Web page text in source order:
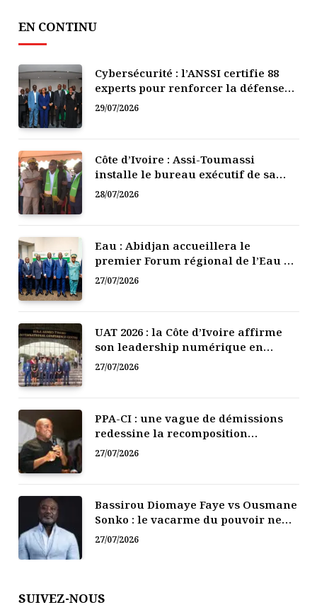
EN CONTINU
Cybersécurité : l’ANSSI certifie 88
experts pour renforcer la défense
numérique de la Côte d’Ivoire
29/07/2026
Côte d’Ivoire : Assi-Toumassi
installe le bureau exécutif de sa
mutuelle de développement
28/07/2026
Eau : Abidjan accueillera le
premier Forum régional de l’Eau de
l’Afrique de l’Ouest
27/07/2026
UAT 2026 : la Côte d’Ivoire affirme
son leadership numérique en
Afrique
27/07/2026
PPA-CI : une vague de démissions
redessine la recomposition
politique
27/07/2026
Bassirou Diomaye Faye vs Ousmane
Sonko : le vacarme du pouvoir ne
doit pas faire oublier les liens de la
Fraternité
27/07/2026
SUIVEZ-NOUS